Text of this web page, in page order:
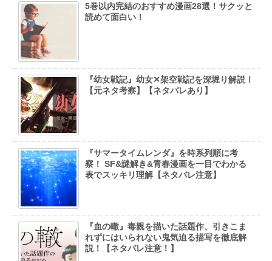
5巻以内完結のおすすめ漫画28選！サクッと
読めて面白い！
『幼女戦記』幼女✕架空戦記を深堀り解説！
【元ネタ考察】【ネタバレあり】
『サマータイムレンダ』を時系列順に考
察！ SF&謎解き&青春漫画を一目でわかる
表でスッキリ理解【ネタバレ注意】
『血の轍』毒親を描いた話題作、引きこま
れずにはいられない鬼気迫る描写を徹底解
説！【ネタバレ注意！】